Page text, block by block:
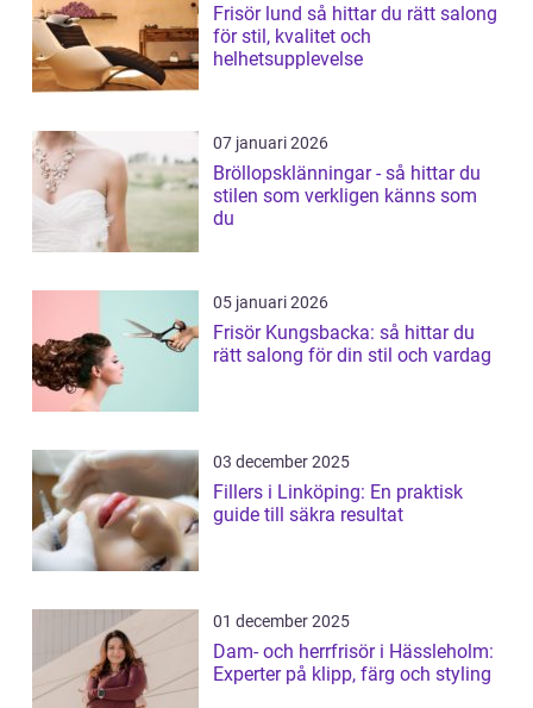
Frisör lund så hittar du rätt salong
för stil, kvalitet och
helhetsupplevelse
07 januari 2026
Bröllopsklänningar - så hittar du
stilen som verkligen känns som
du
05 januari 2026
Frisör Kungsbacka: så hittar du
rätt salong för din stil och vardag
03 december 2025
Fillers i Linköping: En praktisk
guide till säkra resultat
01 december 2025
Dam- och herrfrisör i Hässleholm:
Experter på klipp, färg och styling